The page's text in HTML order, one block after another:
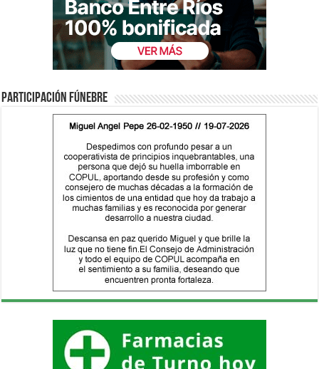
Participación fúnebre